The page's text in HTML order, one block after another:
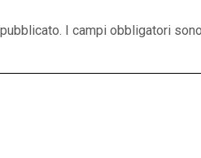
I campi obbligatori